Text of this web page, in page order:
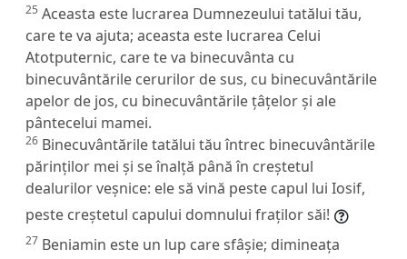
25 Aceasta este lucrarea Dumnezeului tatălui tău,
care te va ajuta; aceasta este lucrarea Celui
Atotputernic, care te va binecuvânta cu
binecuvântările cerurilor de sus, cu binecuvântările
apelor de jos, cu binecuvântările țâțelor și ale
pântecelui mamei.
26 Binecuvântările tatălui tău întrec binecuvântările
părinților mei și se înalță până în creștetul
dealurilor veșnice: ele să vină peste capul lui Iosif,
peste creștetul capului domnului fraților săi!
27 Beniamin este un lup care sfâșie; dimineața